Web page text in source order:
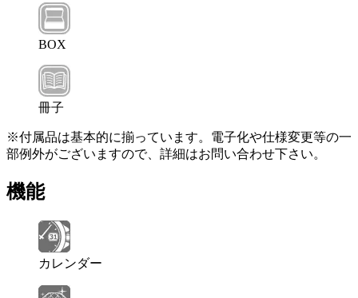
BOX
冊子
※付属品は基本的に揃っています。電子化や仕様変更等の一
部例外がございますので、詳細はお問い合わせ下さい。
機能
カレンダー